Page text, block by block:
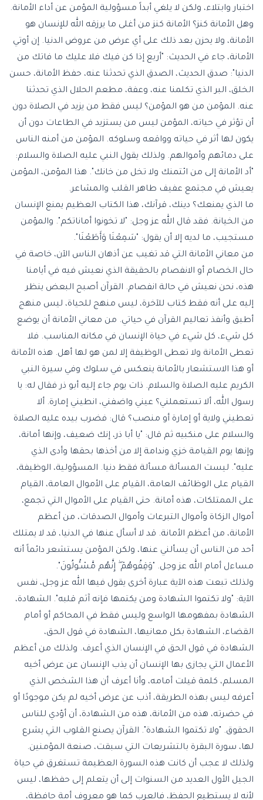
اختبار وابتلاء، ولكن لا يلغي أبداً مسؤولية المؤمن عن أداء الأمانة.
وهل الأمانة كنز؟ الأمانة كنز من أغلى ما يرزقه الله للإنسان هو
الأمانة، ولا يحزن بعد ذلك على أي عرض من عروض الدنيا. إن أوتي
الأمانة، جاء في الحديث: "أربع إذا كن فيك فلا عليك ما فاتك من
الدنيا": صدق الحديث، الصدق الذي تحدثنا عنه، حفظ الأمانة، حسن
الخلق، البر الذي تكلمنا عنه، وعفة، مطعم الحلال الذي تحدثنا
عنه. المؤمن من هو المؤمن؟ ليس فقط من يزيد في الصلاة دون
أن تؤثر في حياته، المؤمن ليس من يستزيد في الطاعات دون أن
يكون لها أثر في حياته وواقعه وسلوكه. المؤمن من أمنه الناس
على دمائهم وأموالهم. ولذلك يقول النبي عليه الصلاة والسلام:
"أد الأمانة إلى من ائتمنك ولا تخل من خانك". هذا المؤمن، المؤمن
يعيش في مجتمع عفيف طاهر القلب والمشاعر.
ما الذي يمنعك؟ دينك، قرآنك، هذا الكتاب العظيم يمنع الإنسان
من الخيانة. فقد قال الله عز وجل: "لا تخونوا أماناتكم". والمؤمن
مستجيب، ما لديه إلا أن يقول: "سَمِعْنَا وَأَطَعْنَا".
من معاني الأمانة التي قد تغيب عن أذهان الناس الآن، خاصة في
حال الخصام أو الانفصام بالحقيقة الذي نعيش فيه في أيامنا
هذه، نحن نعيش في حالة انفصام. القرآن أصبح البعض ينظر
إليه على أنه فقط كتاب للآخرة، ليس منهج للحياة، ليس منهج
أطبق وأنفذ تعاليم القرآن في حياتي. من معاني الأمانة أن يوضع
كل شيء، كل شيء في حياة الإنسان في مكانه المناسب. فلا
تعطى الأمانة ولا تعطى الوظيفة إلا لمن هو لها أهل. هذه الأمانة
أو هذا الاستشعار بالأمانة ينعكس في سلوك وفي سيرة النبي
الكريم عليه الصلاة والسلام. ذات يوم جاء إليه أبو ذر فقال له: يا
رسول الله، ألا تستعملني؟ عيني واضفني، انطيني إمارة. ألا
تعطيني ولاية أو إمارة أو منصب؟ قال: فضرب بيده عليه الصلاة
والسلام على منكبيه ثم قال: "يا أبا ذر، إنك ضعيف، وإنها أمانة،
وإنها يوم القيامة خزي وندامة إلا من أخذها بحقها وأدى الذي
عليه". ليست المسألة مسألة فقط دنيا. المسؤولية، الوظيفة،
القيام على الوظائف العامة، القيام على الأموال العامة، القيام
على الممتلكات، هذه أمانة. حتى القيام على الأموال التي تجمع،
أموال الزكاة وأموال التبرعات وأموال الصدقات، من أعظم
الأمانة، من أعظم الأمانة. قد لا أسأل عنها في الدنيا، قد لا يمتلك
أحد من الناس أن يسألني عنها، ولكن المؤمن يستشعر دائماً أنه
مساءل أمام الله عز وجل. "وَقِفُوهُمْ ۖ إِنَّهُم مَّسْـُٔولُونَ".
ولذلك تبعت هذه الآية عبارة أخرى يقول فيها الله عز وجل، نفس
الآية: "ولا تكتموا الشهادة ومن يكتمها فإنه آثم قلبه". الشهادة،
الشهادة بمفهومها الواسع وليس فقط في المحاكم أو أمام
القضاء، الشهادة بكل معانيها، الشهادة في قول الحق،
الشهادة في قول الحق في الإنسان الذي أعرف. ولذلك من أعظم
الأعمال التي يجازى بها الإنسان أن يذب الإنسان عن عرض أخيه
المسلم، كلمة قيلت أمامه، وأنا أعرف أن هذا الشخص الذي
أعرفه ليس بهذه الطريقة، أذب عن عرض أخيه لم يكن موجودًا أو
في حضرته، هذه من الأمانة، هذه من الشهادة، أن أؤدي للناس
الحقوق. "ولا تكتموا الشهادة". القرآن يصنع القلوب التي يشرع
لها، سورة البقرة بالتشريعات التي سبقت، صنعة المؤمنين.
ولذلك لا عجب أن كانت هذه السورة العظيمة تستغرق في حياة
الجيل الأول العديد من السنوات إلى أن يتعلم إلى حفظها، ليس
لأنه لا يستطيع الحفظ، فالعرب كما هو معروف أمة حافظة،